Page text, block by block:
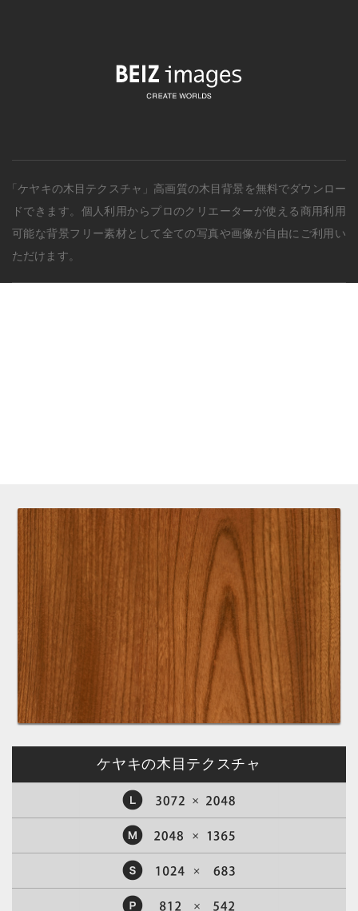
「ケヤキの木目テクスチャ」 高画質の木目背景 を無料でダウンロー
ドできます。個人利用からプロのクリエーターが使える商用利用
可能な背景フリー素材として全ての写真や画像が自由にご利用い
ただけます。
ケヤキの木目テクスチャ